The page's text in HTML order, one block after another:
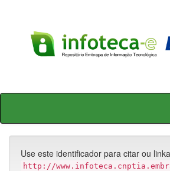
Skip
Use este identificador para citar ou
http://